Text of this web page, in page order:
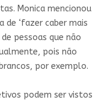
Monica mencionou
‘fazer caber mais
pessoas que não
pois não
por exemplo.
podem ser vistos